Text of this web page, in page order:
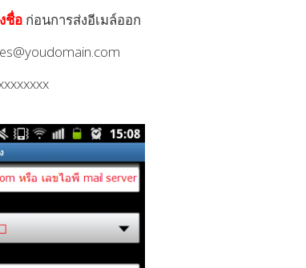
ชื่อ ก่อนการส่งอีเมล์ออก